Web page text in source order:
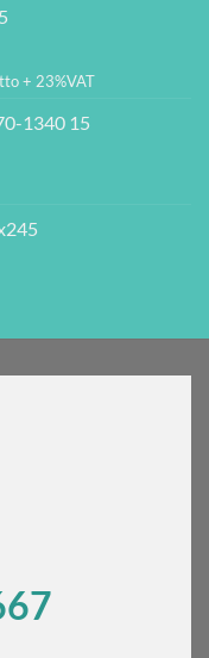
zł.
+ 23%VAT
1340 15